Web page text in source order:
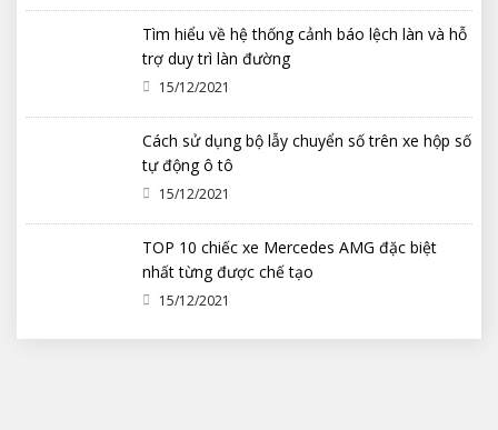
Tìm hiểu về hệ thống cảnh báo lệch làn và hỗ
trợ duy trì làn đường
15/12/2021
Cách sử dụng bộ lẫy chuyển số trên xe hộp số
tự động ô tô
15/12/2021
TOP 10 chiếc xe Mercedes AMG đặc biệt
nhất từng được chế tạo
15/12/2021